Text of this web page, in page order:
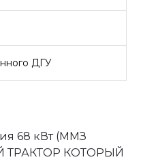
ДГУ
68 кВт (ММЗ
ТРАКТОР КОТОРЫЙ